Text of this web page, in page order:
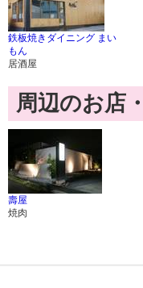
鉄板焼きダイニング まい
もん
居酒屋
周辺のお店
壽屋
焼肉